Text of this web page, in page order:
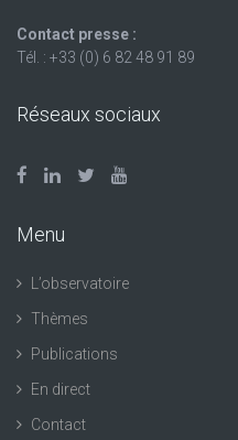
Contact presse :
Tél. : +33 (0) 6 82 48 91 89
Réseaux sociaux
Menu
L’observatoire
Thèmes
Publications
En direct
Contact